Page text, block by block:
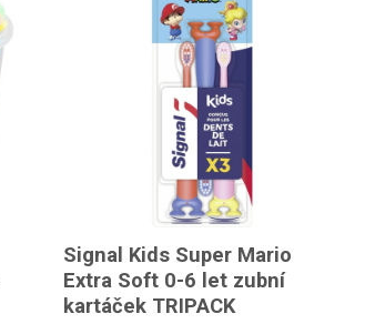
Signal Kids Super Mario
Extra Soft 0-6 let zubní
kartáček TRIPACK